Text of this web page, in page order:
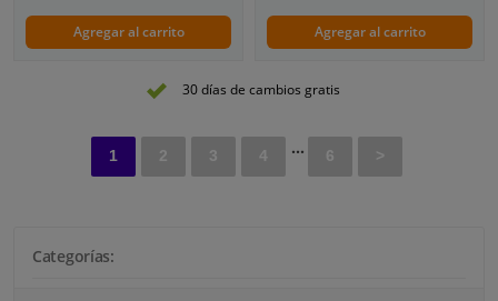
Categorías:
Agregar al carrito Agregar al carrito
30 días de cambios gratis
1 2 3 4 ... 6 >